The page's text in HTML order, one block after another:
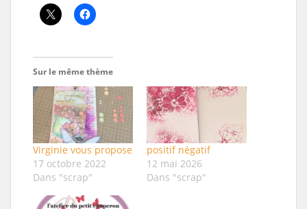
Sur le même thème
Virginie vous propose
17 octobre 2022
Dans "scrap"
positif négatif
12 mai 2026
Dans "scrap"